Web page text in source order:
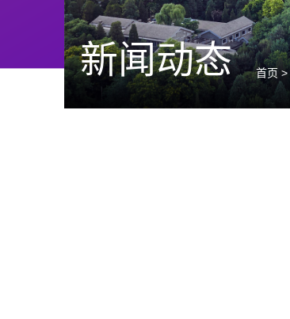
新闻动态 首页>